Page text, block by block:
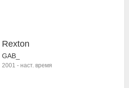
Rexton
GAB_
2001 - наст. время